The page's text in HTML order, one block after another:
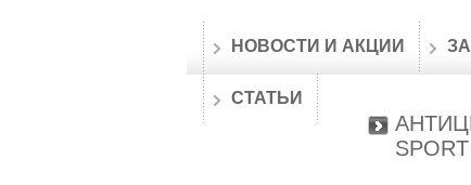
НОВОСТИ И АКЦИИ
СТАТЬИ